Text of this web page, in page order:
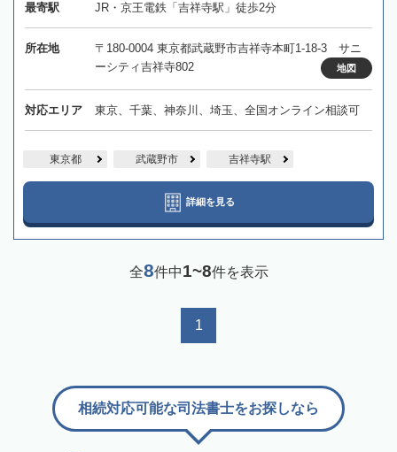
最寄駅 JR・京王電鉄「吉祥寺駅」徒歩2分
所在地
〒180-0004 東京都武蔵野市吉祥寺本町1-18-3 サニ
ーシティ吉祥寺802
地図
対応エリア 東京、千葉、神奈川、埼玉、全国オンライン相談可
東京都 武蔵野市 吉祥寺駅
詳細を見る
全8件中1~8件を表示
1
相続対応可能な司法書士をお探しなら